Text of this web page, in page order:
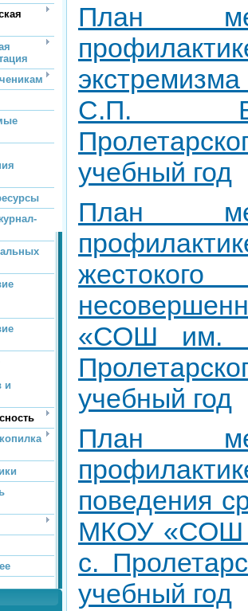
и
План
С.П.
учебный год
План
«СОШ им.
учебный год
План
поведения
МКОУ «СОШ
с.
учебный год